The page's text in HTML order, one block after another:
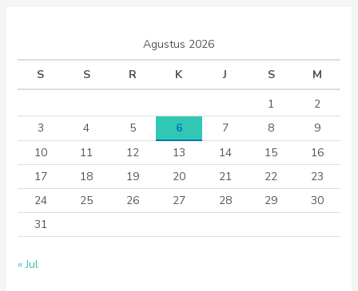
Agustus 2026
S
S R K J S
M
1
2
3
4 5 6 7 8
9
10
11 12 13 14 15
16
17
18 19 20 21 22
23
24
25 26 27 28 29
30
31
« Jul